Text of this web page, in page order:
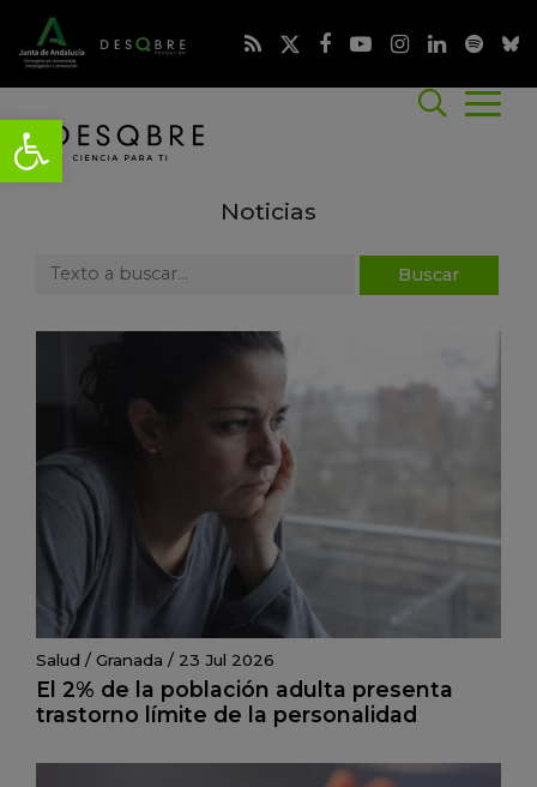
Noticias
Salud / Granada / 23 Jul 2026
El 2% de la población adulta presenta
trastorno límite de la personalidad